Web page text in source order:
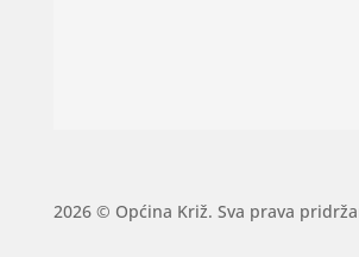
2026 © Općina Križ. Sva prava